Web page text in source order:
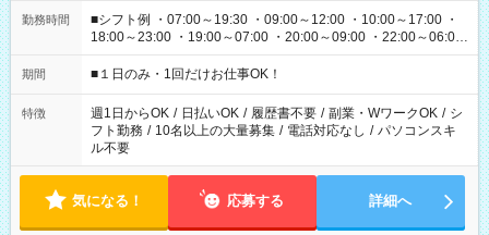
勤務時間
■シフト例 ・07:00～19:30 ・09:00～12:00 ・10:00～17:00 ・
18:00～23:00 ・19:00～07:00 ・20:00～09:00 ・22:00～06:00
etc ★最短で3時間で5,120円のお仕事から 15時間で2万円近く稼
げるお仕事も！ ご希望のお時間に合わせてご紹介！ ※シフトは
ください！
期間 ■１日のみ・1回だけお仕事OK！
特徴 週1日からOK / 日払いOK / 履歴書不要 / 副業・WワークOK / シ
フト勤務 / 10名以上の大量募集 / 電話対応なし / パソコンスキ
ル不要
気になる！ 応募する 詳細へ